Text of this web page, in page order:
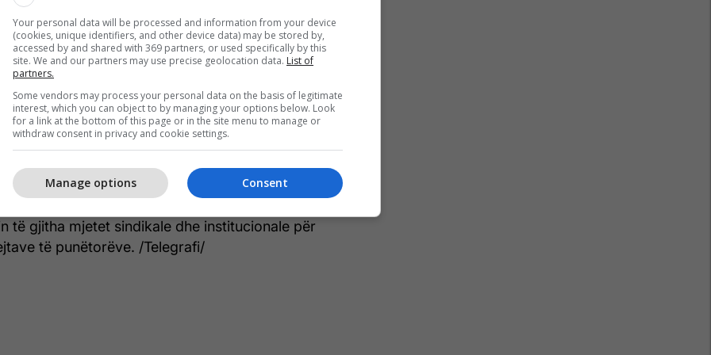
të trajtohen si kategori e negociueshme”.
të RTK-së, menaxhmentit dhe institucioneve
masa urgjente për të garantuar
të transmetuesit publik.
që një institucion publik me rëndësi
në një pikë ku vihet në pikëpyetje pagesa e
tej në reagim.
se do të monitorojnë nga afër situatën
të gjitha mjetet sindikale dhe institucionale për
të punëtorëve. /Telegrafi/
Your personal data will be processed and information from your device
(cookies, unique identifiers, and other device data) may be stored by,
accessed by and shared with 369 partners, or used specifically by this
site. We and our partners may use precise geolocation data. List of
partners.
Some vendors may process your personal data on the basis of legitimate
interest, which you can object to by managing your options below. Look
for a link at the bottom of this page or in the site menu to manage or
withdraw consent in privacy and cookie settings.
Consent
Manage options